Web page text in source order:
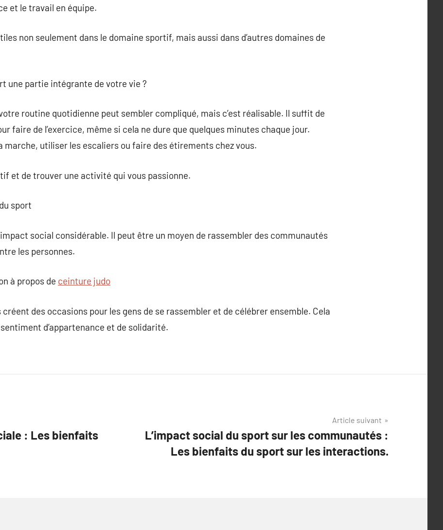
et le travail en équipe.
non seulement dans le domaine sportif, mais aussi dans d’autres domaines de
une partie intégrante de votre vie ?
routine quotidienne peut sembler compliqué, mais c’est réalisable. Il suffit de
faire de l’exercice, même si cela ne dure que quelques minutes chaque jour.
marche, utiliser les escaliers ou faire des étirements chez vous.
et de trouver une activité qui vous passionne.
sport
social considérable. Il peut être un moyen de rassembler des communautés
les personnes.
à propos de ceinture judo
des occasions pour les gens de se rassembler et de célébrer ensemble. Cela
d’appartenance et de solidarité.
: Les bienfaits
Article suivant
L’impact social du sport sur les communautés :
Les bienfaits du sport sur les interactions.